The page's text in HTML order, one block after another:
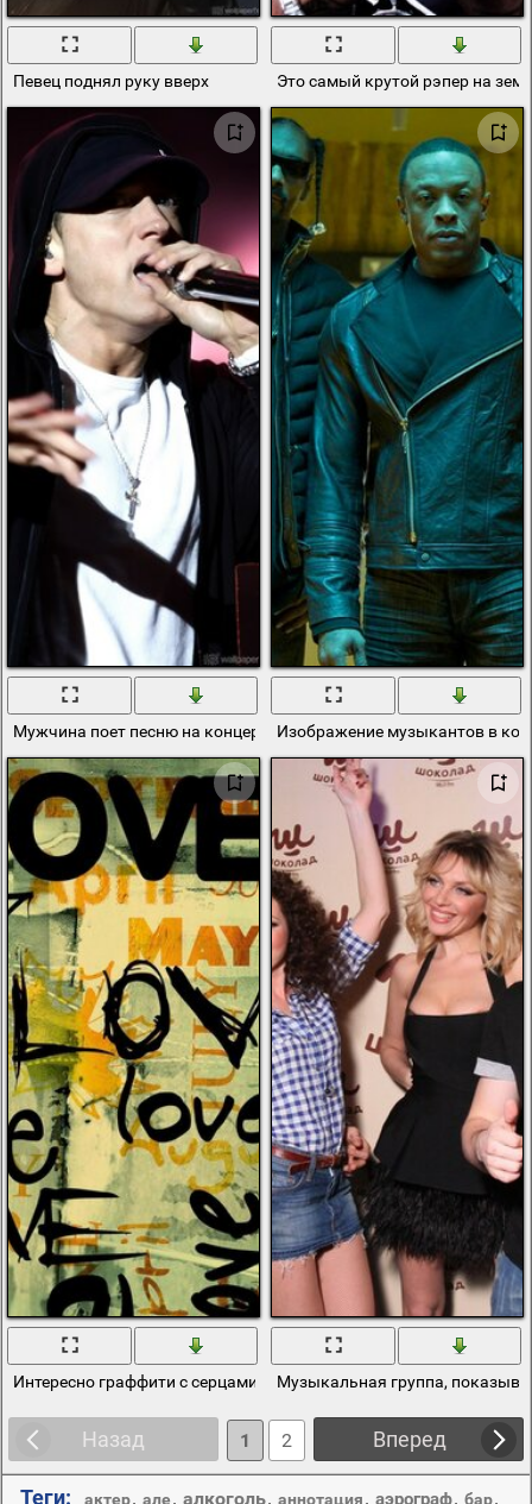
Певец поднял руку вверх Это самый крутой рэпер на
Мужчина поет песню на концерте Изображение музыкантов в
Интересно граффити с серцами на стенеМузыкальная группа,
Назад Вперед
1 2
Теги: актер, але, алкоголь, аннотация, аэрограф, бар,